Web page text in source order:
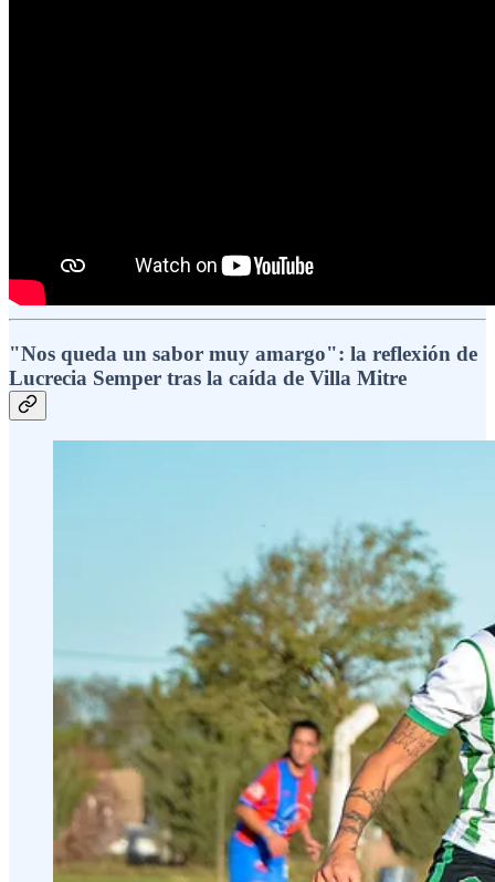
"Nos queda un sabor muy amargo": la reflexión de
Lucrecia Semper tras la caída de Villa Mitre